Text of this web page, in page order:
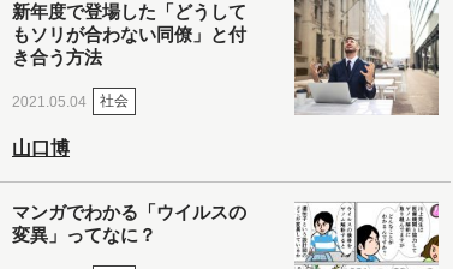
新年度で登場した「どうして
もソリが合わない同僚」と付
き合う方法
2021.05.04 社会
山口博
マンガでわかる「ウイルスの
変異」ってなに？